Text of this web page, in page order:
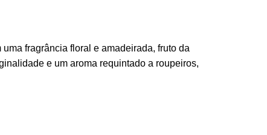
fragrância floral e amadeirada, fruto da
e um aroma requintado a roupeiros,